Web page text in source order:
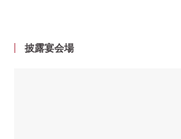
披露宴会場